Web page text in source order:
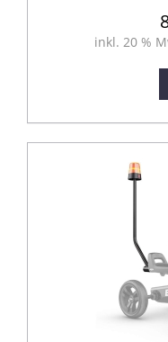
inkl. 20 %